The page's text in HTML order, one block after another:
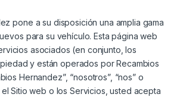
pone a su disposición una amplia gama
para su vehículo. Esta página web
asociados (en conjunto, los
y están operados por Recambios
Hernandez”, “nosotros”, “nos” o
el Sitio web o los Servicios, usted acepta